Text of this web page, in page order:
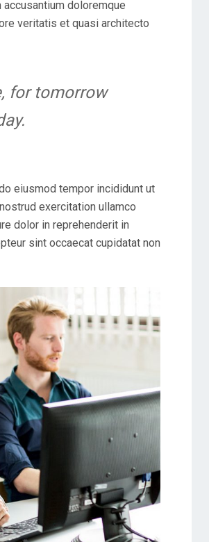
doloremque
veritatis et quasi architecto
for tomorrow
eiusmod tempor incididunt ut
exercitation ullamco
dolor in reprehenderit in
sint occaecat cupidatat non